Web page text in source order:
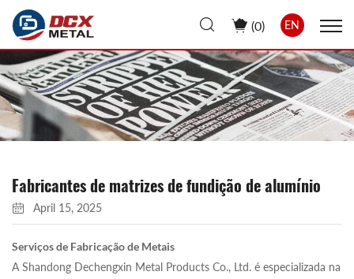
(0) EN
Fabricantes de matrizes de fundição de alumínio
April 15, 2025
Serviços de Fabricação de Metais
A Shandong Dechengxin Metal Products Co., Ltd. é especializada na